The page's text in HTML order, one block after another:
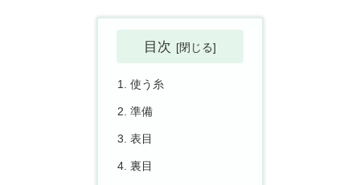
目次
使う糸
準備
表目
裏目